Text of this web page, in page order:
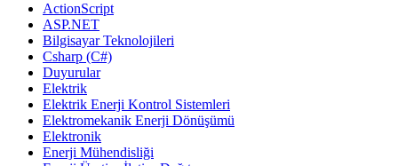
ActionScript
ASP.NET
Bilgisayar Teknolojileri
Csharp (C#)
Duyurular
Elektrik
Elektrik Enerji Kontrol Sistemleri
Elektromekanik Enerji Dönüşümü
Elektronik
Enerji Mühendisliği